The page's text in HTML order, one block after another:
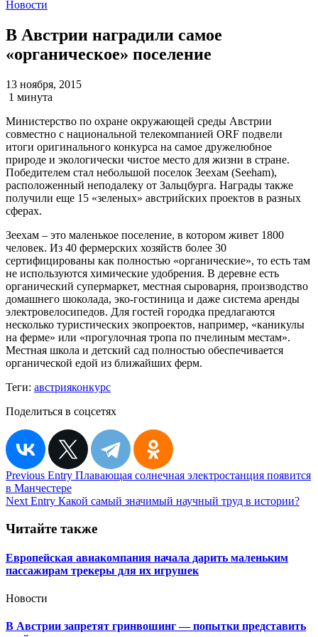
Новости
В Австрии наградили самое
«органическое» поселение
13 ноября, 2015
1 минута
Министерство по охране окружающей среды Австрии
совместно с национальной телекомпанией ORF подвели
итоги оригинального конкурса на самое дружелюбное
природе и экологически чистое место для жизни в стране.
Победителем стал небольшой поселок Зеехам (Seeham),
расположенный неподалеку от Зальцбурга. Награды также
получили еще 15 «зеленых» австрийских проектов в разных
сферах.
Зеехам – это маленькое поселение, в котором живет 1800
человек. Из 40 фермерских хозяйств более 30
сертифицированы как полностью «органические», то есть там
не используются химические удобрения. В деревне есть
органический супермаркет, местная сыроварня, производство
домашнего шоколада, эко-гостиница и даже система аренды
электровелосипедов. Для гостей городка предлагаются
несколько туристических экопроектов, например, «каникулы
на ферме» или «прогулочная тропа по пчелиным местам».
Местная школа и детский сад полностью обеспечивается
органической едой из ближайших ферм.
Теги: австрияконкурс
Поделиться в соцсетях
Навигация
по
Previous Entry Плавающая солнечная электростанция появится
в Манчестере
Next Entry Какой самый значимый научный труд в истории?
Читайте также
Европейская авиакомпания начала дарить маленьким
пассажирам трекеры для их игрушек
Новости
В Австрии запретят гринвошинг — попытки представить